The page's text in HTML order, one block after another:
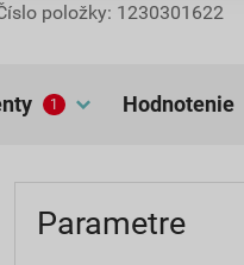
položky: 1230301622
1 hodnotenie
Parametre